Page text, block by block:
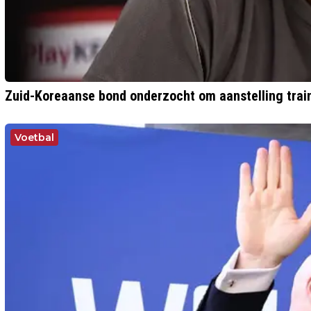
Zuid-Koreaanse bond onderzocht om aanstelling
Voetbal